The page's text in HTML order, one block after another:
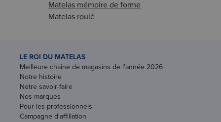
Matelas mémoire de forme
Matelas roulé
LE ROI DU MATELAS
Meilleure chaîne de magasins de l'année 2026
Notre histoire
Notre savoir-faire
Nos marques
Pour les professionnels
Campagne d'affiliation